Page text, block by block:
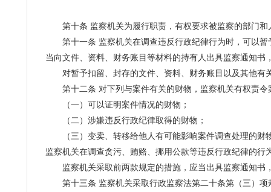
第十条 监察机关为履行职责，有权要求被监察的部门和
第十一条 监察机关在调查违反行政纪律行为时，可以暂
当向文件、资料、财务账目等材料的持有人出具监察通知
对暂予扣留、封存的文件、资料、财务账目以及其他有
第十二条 对下列与案件有关的财物，监察机关有权责令
（一）可以证明案件情况的财物；
（二）涉嫌违反行政纪律取得的财物；
（三）变卖、转移给他人有可能影响案件调查处理的财
监察机关在调查贪污、贿赂、挪用公款等违反行政纪律的
监察机关采取前两款规定的措施，应当出具监察通知书
第十三条 监察机关采取行政监察法第二十条第（三）项